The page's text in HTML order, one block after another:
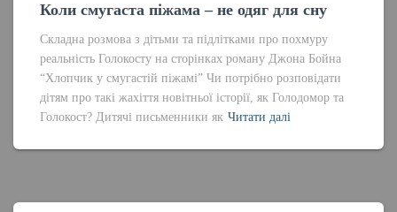
Коли смугаста піжама – не одяг для сну
Складна розмова з дітьми та підлітками про похмуру
реальність Голокосту на сторінках роману Джона Бойна
“Хлопчик у смугастій піжамі” Чи потрібно розповідати
дітям про такі жахіття новітньої історії, як Голодомор та
Голокост? Дитячі письменники як Читати далі